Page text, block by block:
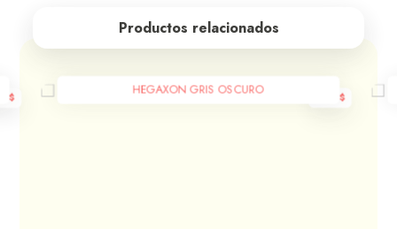
Productos relacionados
$ HEGAXON GRIS OSCURO $